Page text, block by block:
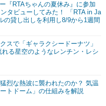
『RTAちゃんの夏休み』に参加
タビューしてみた！ 「RTA in Ja
の貸し出しを利用し8/9から1週間
スで「ギャラクシードーナツ」
る星空のようなレンチン・レシ
烈な熱波に襲われたのか？ 気温
トドーム」の仕組みを解説